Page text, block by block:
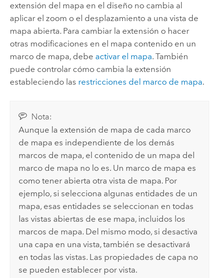
extensión del mapa en el diseño no cambia al
aplicar el zoom o el desplazamiento a una vista de
mapa abierta. Para cambiar la extensión o hacer
otras modificaciones en el mapa contenido en un
marco de mapa, debe activar el mapa. También
puede controlar cómo cambia la extensión
estableciendo las restricciones del marco de mapa.
Nota:
Aunque la extensión de mapa de cada marco
de mapa es independiente de los demás
marcos de mapa, el contenido de un mapa del
marco de mapa no lo es. Un marco de mapa es
como tener abierta otra vista de mapa. Por
ejemplo, si selecciona algunas entidades de un
mapa, esas entidades se seleccionan en todas
las vistas abiertas de ese mapa, incluidos los
marcos de mapa. Del mismo modo, si desactiva
una capa en una vista, también se desactivará
en todas las vistas. Las propiedades de capa no
se pueden establecer por vista.